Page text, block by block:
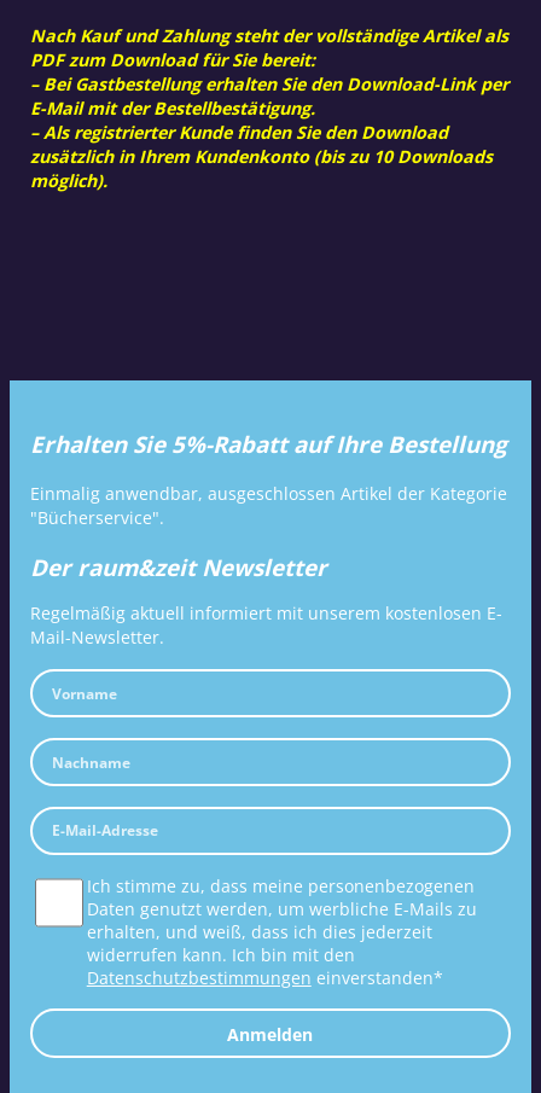
Nach Kauf und Zahlung steht der vollständige Artikel als
PDF zum Download für Sie bereit:
– Bei Gastbestellung erhalten Sie den Download-Link per
E-Mail mit der Bestellbestätigung.
– Als registrierter Kunde finden Sie den Download
zusätzlich in Ihrem Kundenkonto (bis zu 10 Downloads
möglich).
Erhalten Sie 5%-Rabatt auf Ihre Bestellung
Einmalig anwendbar, ausgeschlossen Artikel der Kategorie
"Bücherservice".
Der raum&zeit Newsletter
Regelmäßig aktuell informiert mit unserem kostenlosen E-
Mail-Newsletter.
Ich stimme zu, dass meine personenbezogenen
Daten genutzt werden, um werbliche E-Mails zu
erhalten, und weiß, dass ich dies jederzeit
widerrufen kann. Ich bin mit den
Datenschutzbestimmungen einverstanden*
Anmelden